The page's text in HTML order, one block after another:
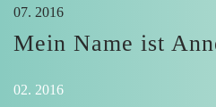
07. 2016
Mein Name ist
02. 2016